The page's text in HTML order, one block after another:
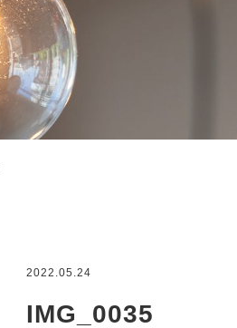
2022.05.24
IMG_0035